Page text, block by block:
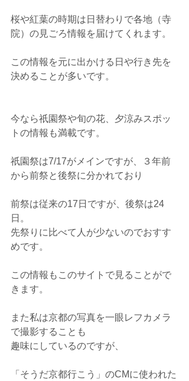
桜や紅葉の時期は日替わりで各地（寺
院）の見ごろ情報を届けてくれます。
この情報を元に出かける日や行き先を
決めることが多いです。
今なら祇園祭や旬の花、夕涼みスポッ
トの情報も満載です。
祇園祭は7/17がメインですが、３年前
から前祭と後祭に分かれており
前祭は従来の17日ですが、後祭は24
日。
先祭りに比べて人が少ないのでおすす
めです。
この情報もこのサイトで見ることがで
きます。
また私は京都の写真を一眼レフカメラ
で撮影することも
趣味にしているのですが、
「そうだ京都行こう」のCMに使われた